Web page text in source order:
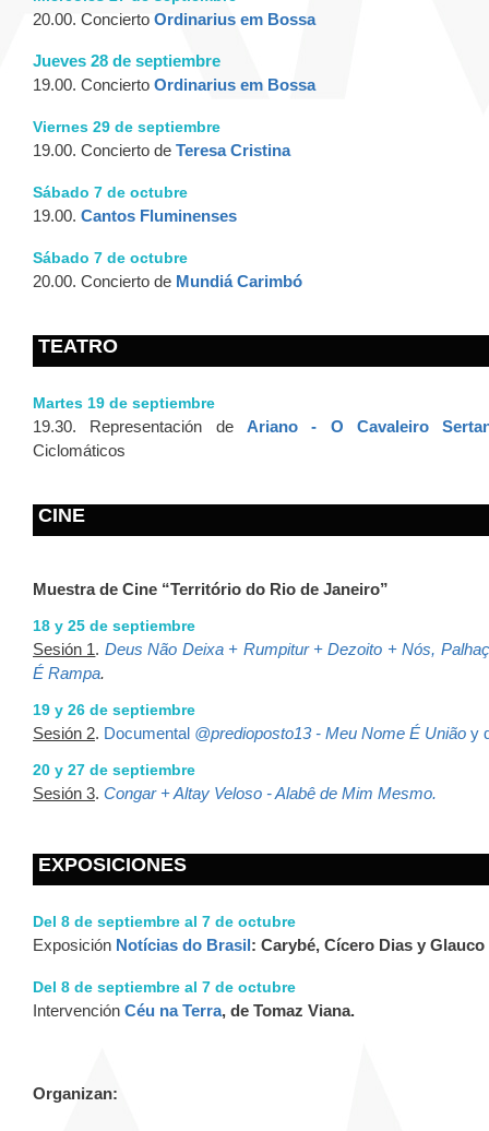
20.00. Concierto Ordinarius em Bossa
Jueves 28 de septiembre
19.00. Concierto Ordinarius em Bossa
Viernes 29 de septiembre
19.00. Concierto de Teresa Cristina
Sábado 7 de octubre
19.00. Cantos Fluminenses
Sábado 7 de octubre
20.00. Concierto de Mundiá Carimbó
TEATRO
Martes 19 de septiembre
19.30. Representación de Ariano - O Cavaleiro
Ciclomáticos
CINE
Muestra de Cine “Território do Rio de Janeiro”
18 y 25 de septiembre
Sesión 1. Deus Não Deixa + Rumpitur + Dezoito + Nós,
É Rampa.
19 y 26 de septiembre
Sesión 2. Documental @predioposto13 - Meu Nome É União y
20 y 27 de septiembre
Sesión 3. Congar + Altay Veloso - Alabê de Mim Mesmo.
EXPOSICIONES
Del 8 de septiembre al 7 de octubre
Exposición Notícias do Brasil: Carybé, Cícero Dias y
Del 8 de septiembre al 7 de octubre
Intervención Céu na Terra, de Tomaz Viana.
Organizan: